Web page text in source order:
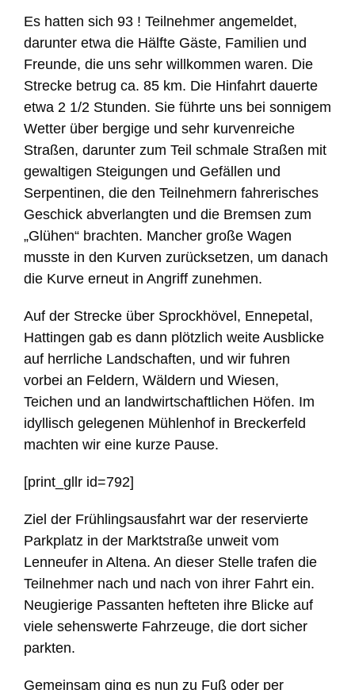
Es hatten sich 93 ! Teilnehmer angemeldet,
darunter etwa die Hälfte Gäste, Familien und
Freunde, die uns sehr willkommen waren. Die
Strecke betrug ca. 85 km. Die Hinfahrt dauerte
etwa 2 1/2 Stunden. Sie führte uns bei sonnigem
Wetter über bergige und sehr kurvenreiche
Straßen, darunter zum Teil schmale Straßen mit
gewaltigen Steigungen und Gefällen und
Serpentinen, die den Teilnehmern fahrerisches
Geschick abverlangten und die Bremsen zum
„Glühen“ brachten. Mancher große Wagen
musste in den Kurven zurücksetzen, um danach
die Kurve erneut in Angriff zunehmen.
Auf der Strecke über Sprockhövel, Ennepetal,
Hattingen gab es dann plötzlich weite Ausblicke
auf herrliche Landschaften, und wir fuhren
vorbei an Feldern, Wäldern und Wiesen,
Teichen und an landwirtschaftlichen Höfen. Im
idyllisch gelegenen Mühlenhof in Breckerfeld
machten wir eine kurze Pause.
[print_gllr id=792]
Ziel der Frühlingsausfahrt war der reservierte
Parkplatz in der Marktstraße unweit vom
Lenneufer in Altena. An dieser Stelle trafen die
Teilnehmer nach und nach von ihrer Fahrt ein.
Neugierige Passanten hefteten ihre Blicke auf
viele sehenswerte Fahrzeuge, die dort sicher
parkten.
Gemeinsam ging es nun zu Fuß oder per